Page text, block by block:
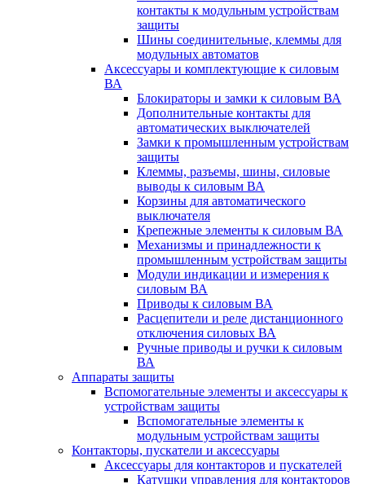
контакты к модульным устройствам
защиты
Шины соединительные, клеммы для
модульных автоматов
Аксессуары и комплектующие к силовым
ВА
Блокираторы и замки к силовым ВА
Дополнительные контакты для
автоматических выключателей
Замки к промышленным устройствам
защиты
Клеммы, разъемы, шины, силовые
выводы к силовым ВА
Корзины для автоматического
выключателя
Крепежные элементы к силовым ВА
Механизмы и принадлежности к
промышленным устройствам защиты
Модули индикации и измерения к
силовым ВА
Приводы к силовым ВА
Расцепители и реле дистанционного
отключения силовых ВА
Ручные приводы и ручки к силовым
ВА
Аппараты защиты
Вспомогательные элементы и аксессуары к
устройствам защиты
Вспомогательные элементы к
модульным устройствам защиты
Контакторы, пускатели и аксессуары
Аксессуары для контакторов и пускателей
Катушки управления для контакторов